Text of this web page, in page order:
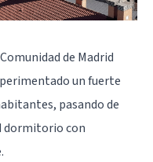
de Madrid
un fuerte
pasando de
dormitorio con